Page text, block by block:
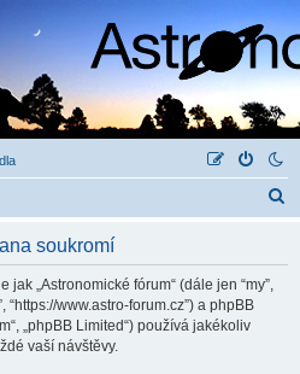
soukromí
„Astronomické fórum“ (dále jen “my”,
“https://www.astro-forum.cz”) a phpBB
„phpBB Limited“) používá jakékoliv
vaší návštěvy.